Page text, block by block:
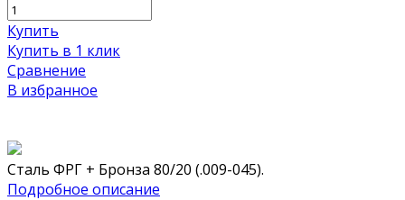
Купить
Купить в 1 клик
Сравнение
В избранное
Сталь ФРГ + Бронза 80/20 (.009-045).
Подробное описание